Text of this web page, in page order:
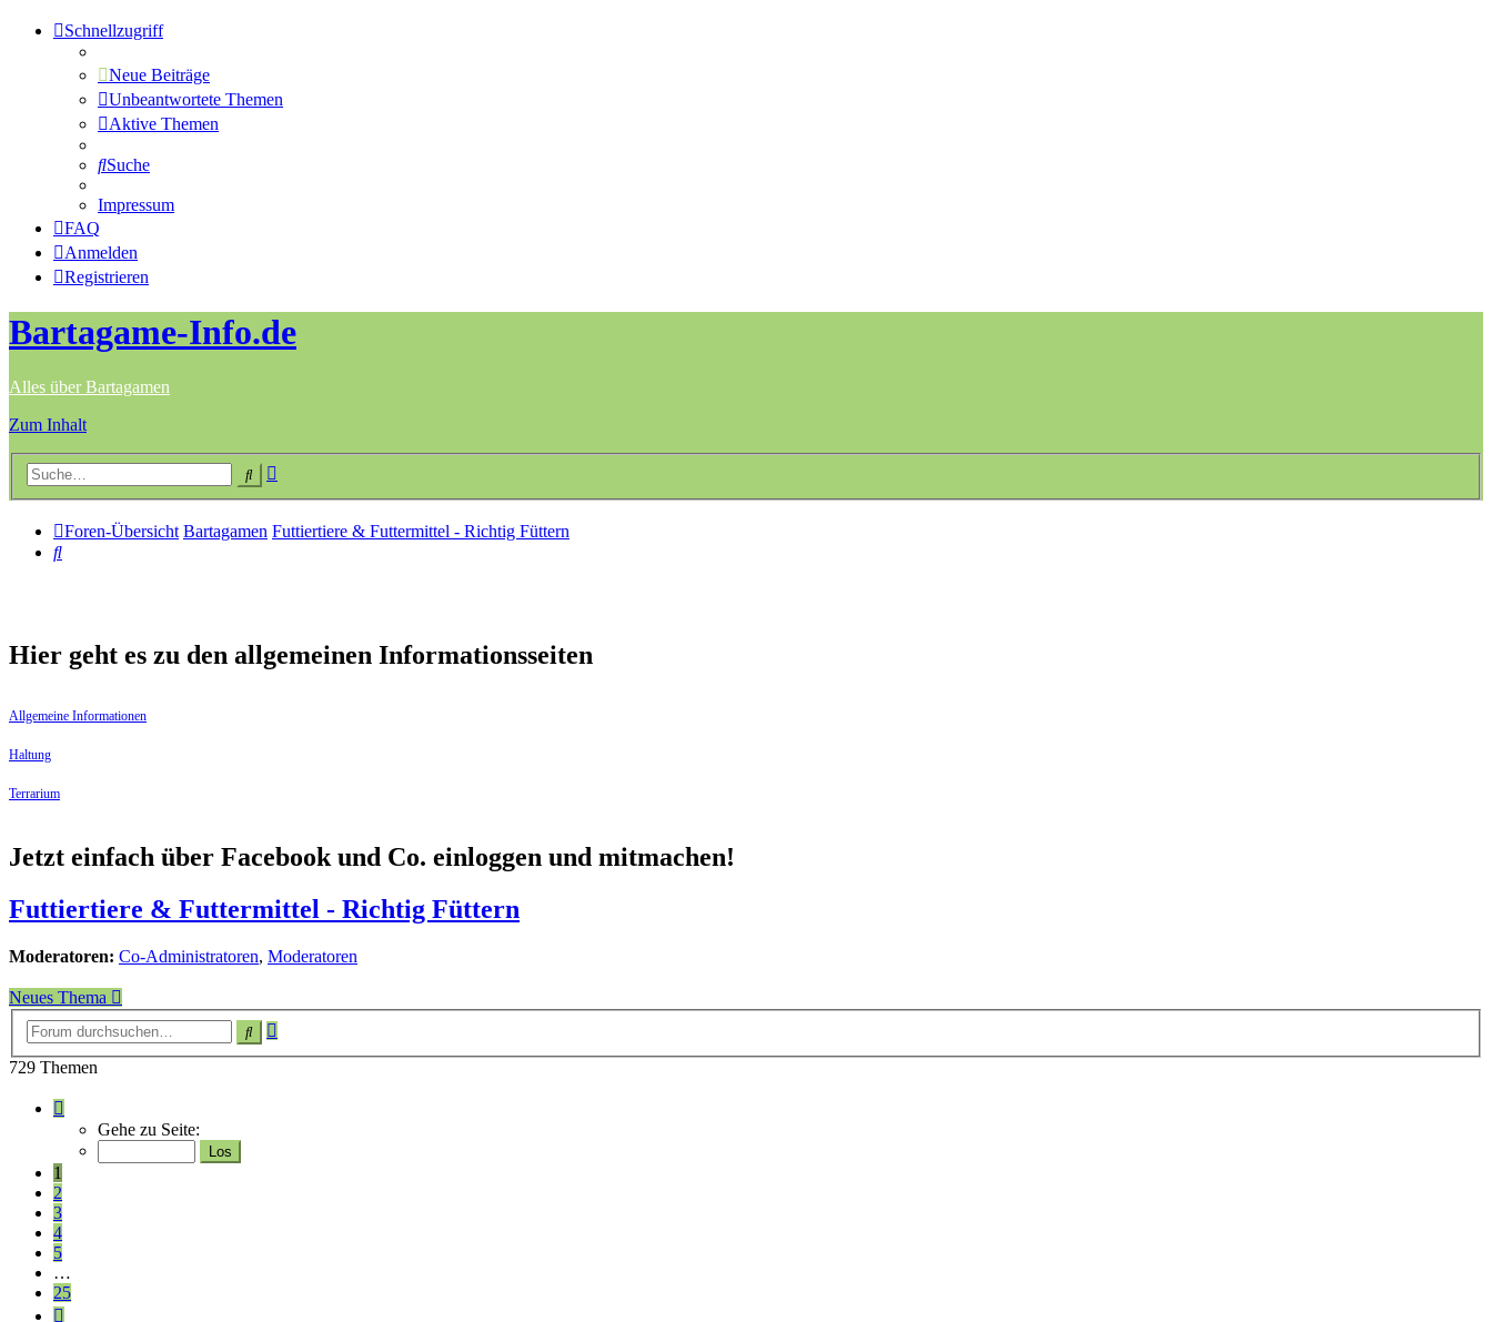
Schnellzugriff
Neue Beiträge
Unbeantwortete Themen
Aktive Themen
Suche
Impressum
FAQ
Anmelden
Registrieren
Bartagame-Info.de
Alles über Bartagamen
Zum Inhalt
Suche
Foren-Übersicht Bartagamen Futtiertiere & Futtermittel - Richtig Füttern
Suche
Hier geht es zu den allgemeinen Informationsseiten
Allgemeine Informationen
Haltung
Terrarium
Jetzt einfach über Facebook und Co. einloggen und mitmachen!
Futtiertiere & Futtermittel - Richtig Füttern
Moderatoren: Co-Administratoren, Moderatoren
Neues Thema
SucheErweiterte
Suche
729 Themen
Seite
1
von
Gehe zu Seite:
1
2
3
4
5
…
25
Nächste